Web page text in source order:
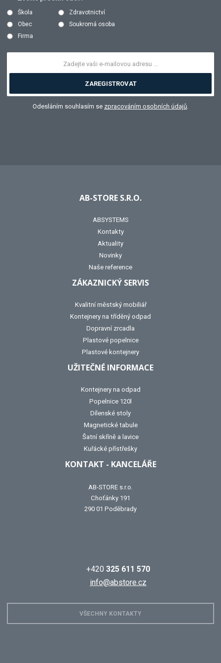
Škola
Zdravotnictví
Obec
Soukromá osoba
Firma
ZAREGISTROVAT
Odesláním souhlasím se zpracováním osobních údajů
AB-STORE S.R.O.
ABSYSTEMS
Kontakty
Aktuality
Novinky
Naše reference
ZÁKAZNICKÝ SERVIS
Kvalitní městský mobiliář
Kontejnery na tříděný odpad
Dopravní zrcadla
Plastové popelnice
Plastové kontejnery
UŽITEČNÉ INFORMACE
Kontejnery na odpad
Popelnice 120l
Dílenské stoly
Magnetické tabule
Šatní skříně a lavice
Kuřácké přístřešky
KONTAKT - KANCELÁŘE
AB-STORE s.r.o.
Choťánky 191
290 01 Poděbrady
+420 325 611 570
info@abstore.cz
VŠECHNY KONTAKTY